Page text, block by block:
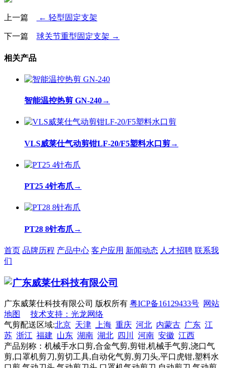
上一篇 ← 轻型固定支架
下一篇 球关节重型固定支架 →
相关产品
智能温控热剪 GN-240→
VLS威莱仕气动剪钳LF-20/F5塑料水口剪→
PT25 4针布爪 →
PT28 8针布爪 →
首页 品牌历程 产品中心 客户应用 新闻动态 人才招聘 联系我
们
广东威莱仕科技有限公司 版权所有 粤ICP备16129433号 网站
地图
技术支持：光龙网络
气剪配送区域:北京 天津 上海 重庆 河北 内蒙古 广东 江
苏 浙江 福建 山东 湖南 湖北 四川 河南 安徽 江西
产品别称：机械手水口剪,合金气剪,剪钳,机械手气剪,浇口气
剪,口罩机剪刀,剪切工具,自动化气剪,剪刀头,平口虎钳,塑料水